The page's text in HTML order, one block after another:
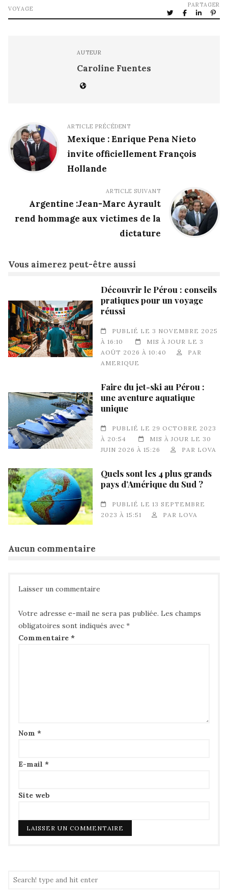
VOYAGE
PARTAGER
AUTEUR
Caroline Fuentes
ARTICLE PRÉCÉDENT
Mexique : Enrique Pena Nieto
invite officiellement François
Hollande
ARTICLE SUIVANT
Argentine :Jean-Marc Ayrault
rend hommage aux victimes de la
dictature
Vous aimerez peut-être aussi
Découvrir le Pérou : conseils
pratiques pour un voyage
réussi
PUBLIÉ LE 3 NOVEMBRE 2025
À 16:10
MIS À JOUR LE 3
AOÛT 2026 À 10:40
PAR
AMERIQUE
Faire du jet-ski au Pérou :
une aventure aquatique
unique
PUBLIÉ LE 29 OCTOBRE 2023
À 20:54
MIS À JOUR LE 30
JUIN 2026 À 15:26
PAR LOVA
Quels sont les 4 plus grands
pays d’Amérique du Sud ?
PUBLIÉ LE 13 SEPTEMBRE
2023 À 15:51
PAR LOVA
Aucun commentaire
Laisser un commentaire
Votre adresse e-mail ne sera pas publiée. Les champs
obligatoires sont indiqués avec *
Commentaire *
Nom *
E-mail *
Site web